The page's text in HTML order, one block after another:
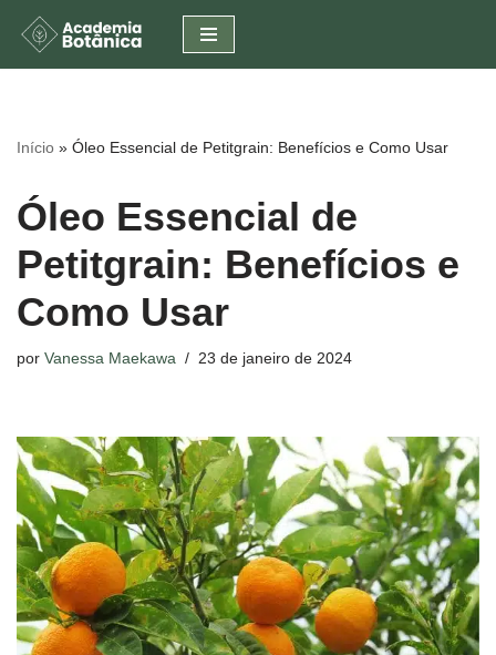
Pular
conteúdo
Início » Óleo Essencial de Petitgrain: Benefícios e Como Usar
Óleo Essencial de
Petitgrain: Benefícios e
Como Usar
por Vanessa Maekawa 23 de janeiro de 2024